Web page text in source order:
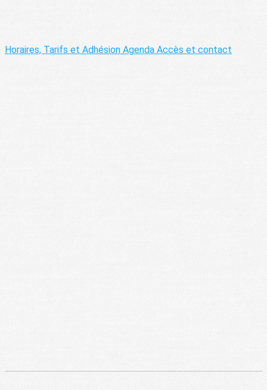
Horaires, Tarifs et Adhésion Agenda Accès et contact